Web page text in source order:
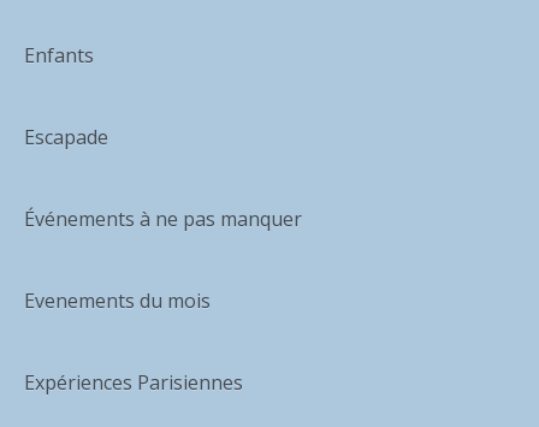
Enfants
Escapade
Événements à ne pas manquer
Evenements du mois
Expériences Parisiennes